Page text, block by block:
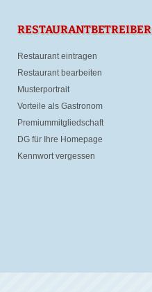
RESTAURANTBETREIBER
Restaurant eintragen
Restaurant bearbeiten
Musterportrait
Vorteile als Gastronom
Premiummitgliedschaft
DG für Ihre Homepage
Kennwort vergessen